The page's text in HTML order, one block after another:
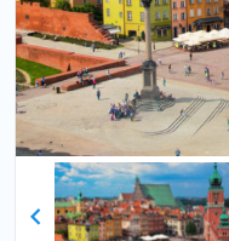
Previous